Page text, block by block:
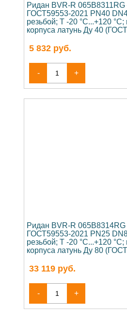
Ридан BVR-R
ГОСТ59553-2021 PN40
резьбой; Т -20 °С...+120
корпуса латунь Ду 40
5 832 руб.
- +
Ридан BVR-R
ГОСТ59553-2021 PN25
резьбой; Т -20 °С...+120
корпуса латунь Ду 80
33 119 руб.
- +